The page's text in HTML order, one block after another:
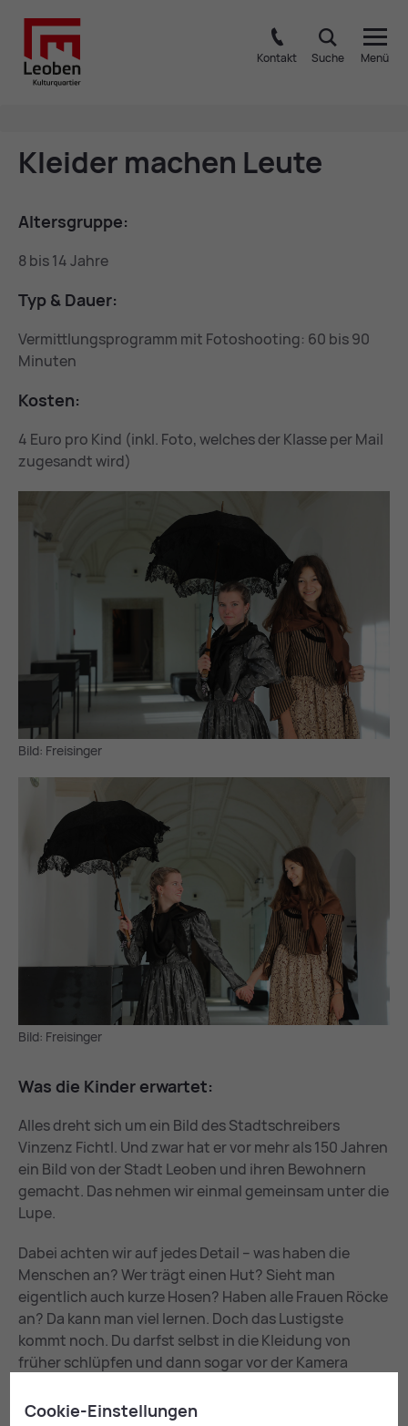
Kontakt Suche Menü
Klei­der ma­chen Leu­te
Al­ters­grup­pe:
8 bis 14 Jahre
Typ & Dau­er:
Vermittlungsprogramm mit Fotoshooting: 60 bis 90
Minuten
Kos­ten:
4 Euro pro Kind (inkl. Foto, welches der Klasse per Mail
zugesandt wird)
Bild: Freisinger
Bild: Freisinger
Was die Kin­der er­war­tet:
Alles dreht sich um ein Bild des Stadtschreibers
Vinzenz Fichtl. Und zwar hat er vor mehr als 150 Jahren
ein Bild von der Stadt Leoben und ihren Bewohnern
gemacht. Das nehmen wir einmal gemeinsam unter die
Lupe.
Dabei achten wir auf jedes Detail – was haben die
Menschen an? Wer trägt einen Hut? Sieht man
eigentlich auch kurze Hosen? Haben alle Frauen Röcke
an? Da kann man viel lernen. Doch das Lustigste
kommt noch. Du darfst selbst in die Kleidung von
früher schlüpfen und dann sogar vor der Kamera
Cookie-Einstellungen